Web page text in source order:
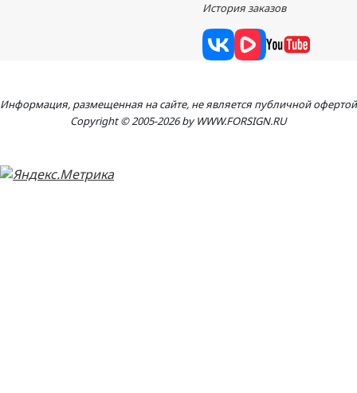
История заказов
Информация, размещенная на сайте, не является публичной офертой
Copyright © 2005-2026 by WWW.FORSIGN.RU